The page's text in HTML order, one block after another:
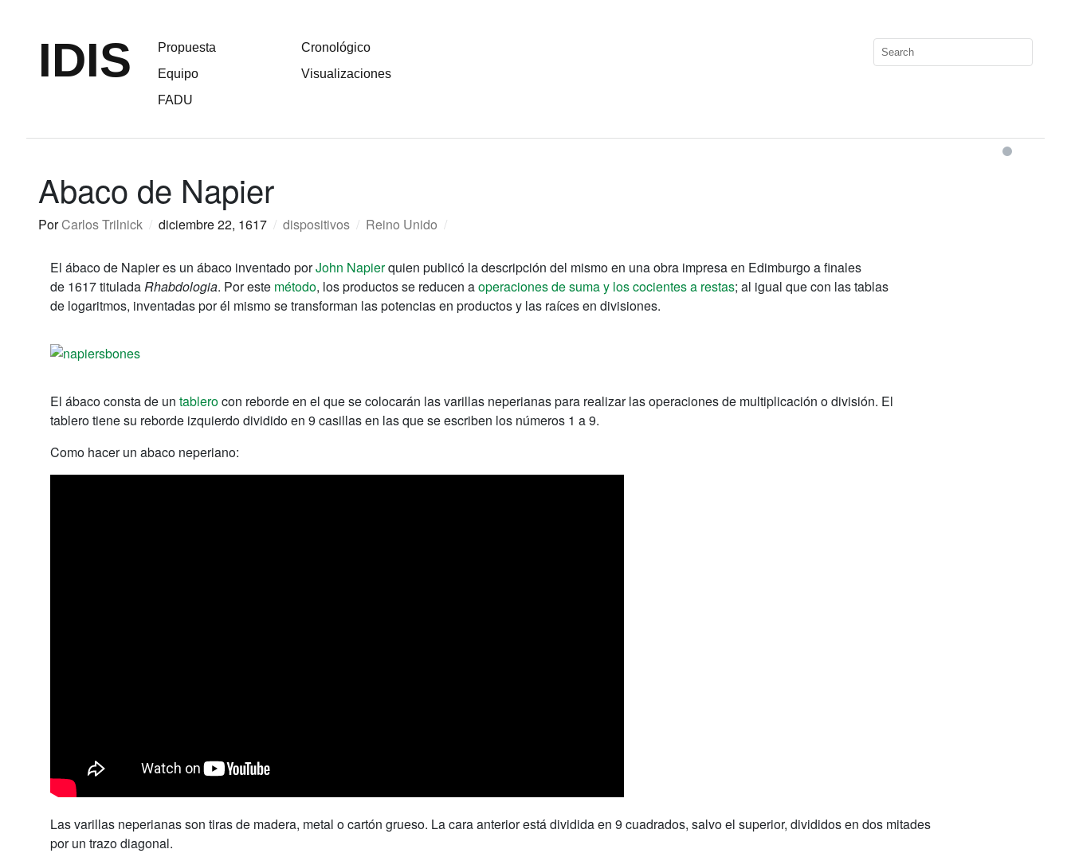
IDIS
Propuesta
Equipo
FADU
Cronológico
Visualizaciones
Abaco de Napier
PorCarlos Trilnick / diciembre 22, 1617 / dispositivos / Reino Unido /
El ábaco de Napier es un ábaco inventado porJohn Napierquien publicó la descripción del mismo en una obra impresa en Edimburgo a finales
de 1617 tituladaRhabdologia. Por este método, los productos se reducen aoperaciones de suma y los cocientes a restas; al igual que con las tablas
de logaritmos, inventadas por él mismo se transforman las potencias en productos y las raíces en divisiones.
El ábaco consta de un tablerocon reborde en el que se colocarán las varillas neperianas para realizar las operaciones de multiplicación o división. El
tablero tiene su reborde izquierdo dividido en 9 casillas en las que se escriben los números 1 a 9.
Como hacer un abaco neperiano:
Las varillas neperianas son tiras de madera, metal o cartón grueso. La cara anterior está dividida en 9 cuadrados, salvo el superior, divididos en dos mitades
por un trazo diagonal.